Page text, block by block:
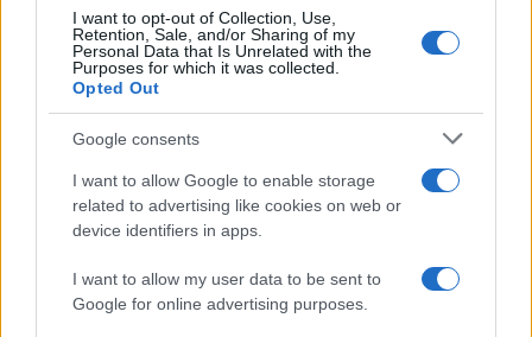
I want to opt-out of Collection, Use,
Retention, Sale, and/or Sharing of my
Personal Data that Is Unrelated with the
Purposes for which it was collected.
Opted Out
Google consents
I want to allow Google to enable storage
related to advertising like cookies on web or
device identifiers in apps.
I want to allow my user data to be sent to
Google for online advertising purposes.
ιστότοπος διατηρεί το δικαίωμα ελέγχου των σχολίων, τα
οποία εκφράζουν μόνο το συγγραφέα τους.